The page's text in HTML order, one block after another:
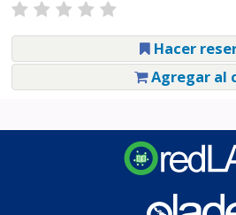
Hacer
Agregar al